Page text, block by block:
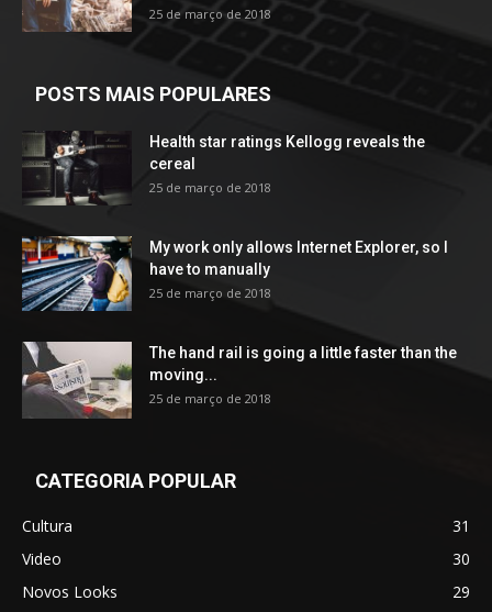
25 de março de 2018
POSTS MAIS POPULARES
Health star ratings Kellogg reveals the
cereal
25 de março de 2018
My work only allows Internet Explorer, so I
have to manually
25 de março de 2018
The hand rail is going a little faster than the
moving...
25 de março de 2018
CATEGORIA POPULAR
Cultura
31
Video
30
Novos Looks
29